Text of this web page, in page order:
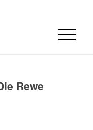
Rewe